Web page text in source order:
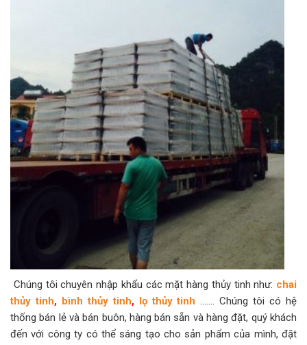
Chúng tôi chuyên nhập khẩu các mặt hàng thủy tinh như: chai
thủy tinh, bình thủy tinh,lọ thủy tinh ……. Chúng tôi có hệ
thống bán lẻ và bán buôn, hàng bán sẵn và hàng đặt, quý khách
đến với công ty có thể sáng tạo cho sản phẩm của mình, đặt